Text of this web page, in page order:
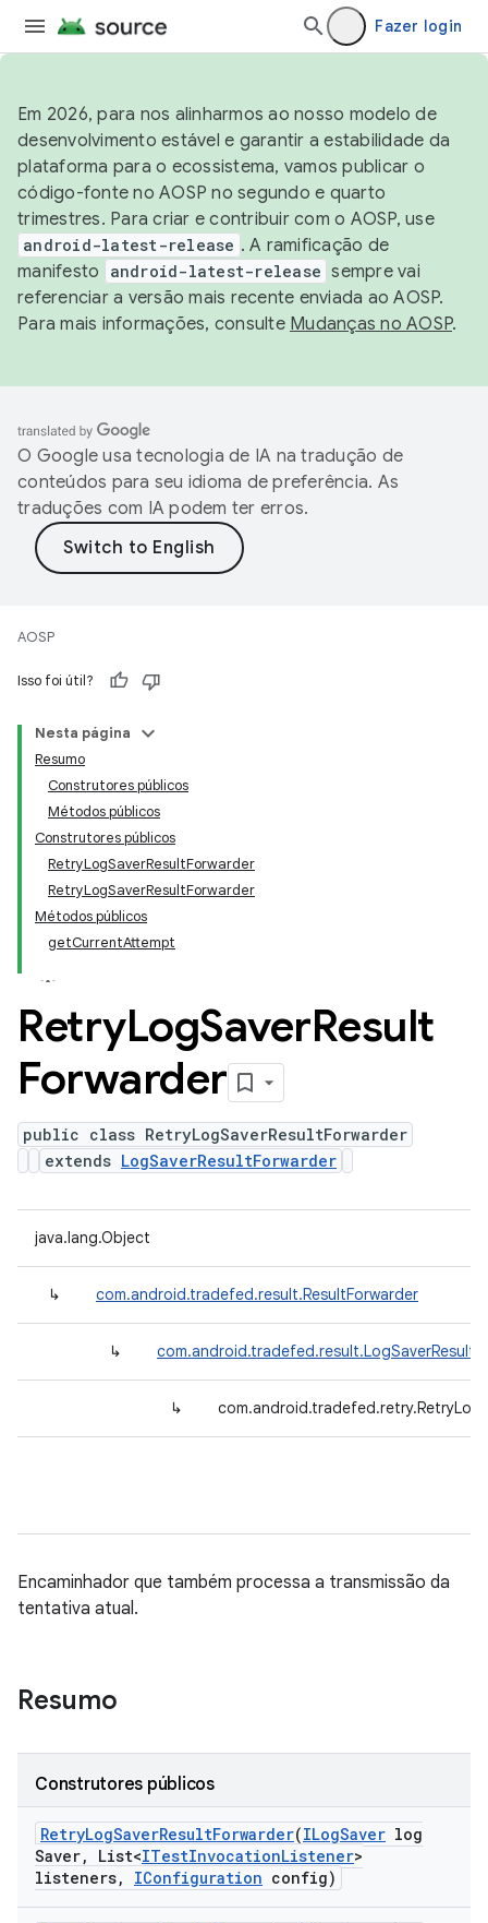
Fazer login
Em 2026, para nos alinharmos ao nosso modelo de
desenvolvimento estável e garantir a estabilidade da
plataforma para o ecossistema, vamos publicar o
código-fonte no AOSP no segundo e quarto
trimestres. Para criar e contribuir com o AOSP, use
android-latest-release . A ramificação de
manifesto
android-latest-release sempre vai
referenciar a versão mais recente enviada ao AOSP.
Para mais informações, consulte Mudanças no AOSP.
O Google usa tecnologia de IA na tradução de
conteúdos para seu idioma de preferência. As
traduções com IA podem ter erros.
AOSP
Isso foi útil?
Nesta página
Resumo
Construtores públicos
Métodos públicos
Construtores públicos
RetryLogSaverResultForwarder
RetryLogSaverResultForwarder
Métodos públicos
getCurrentAttempt
RetryLogSaverResult
Forwarder
public class RetryLogSaverResultForwarder
extends LogSaverResultForwarder
java.lang.Object
↳ com.android.tradefed.result.ResultForwarder
↳
↳
Encaminhador que também processa a transmissão da
tentativa atual.
Resumo
Construtores públicos
RetryLogSaverResultForwarder(ILogSaver log
Saver, List<ITestInvocationListener>
listeners, IConfiguration config)